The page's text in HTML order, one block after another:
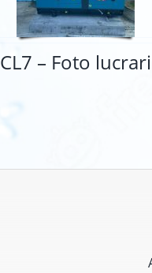
CL7 – Foto lucrari